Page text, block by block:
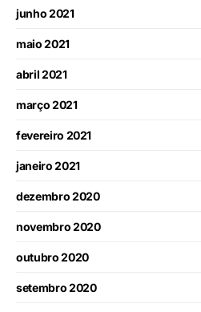
junho 2021
maio 2021
abril 2021
março 2021
fevereiro 2021
janeiro 2021
dezembro 2020
novembro 2020
outubro 2020
setembro 2020